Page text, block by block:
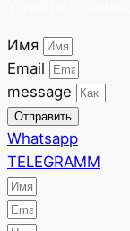
Имя
Email
message
Отправить
Whatsapp
TELEGRAMM